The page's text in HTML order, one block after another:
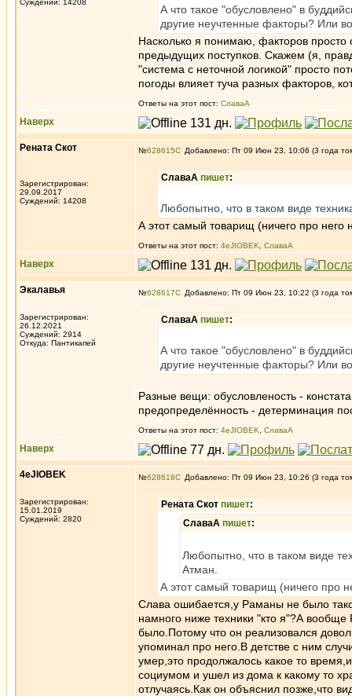
Суждений: 14208
А что такое "обусловлено" в
другие неучтенные факторы? Или
Насколько я понимаю, факторов
предыдущих поступков. Скажем (я,
"система с неточной логикой" просто
погоды влияет туча разных факторов,
Ответы на этот пост: СлаваА
Наверх
Рената Скот
Зарегистрирован:
29.09.2017
Суждений: 14208
№628615 Добавлено: Пт 09 Июн 23, 10:06 (3 года
СлаваА пишет:
Любопытно, что в таком виде
А этот самый товарищ (ничего про
Ответы на этот пост: 4eJIOBEK СлаваА
Наверх
Экалавья
Зарегистрирован:
26.12.2021
Суждений: 2914
Откуда: Пантикапей
№628617 Добавлено: Пт 09 Июн 23, 10:22 (3 года
СлаваА пишет:
А что такое "обусловлено" в
другие неучтенные факторы? Или
Разные вещи: обусловленость -
предопределённость - детерминация
Ответы на этот пост: 4eJIOBEK СлаваА
Наверх
4eJIOBEK
Зарегистрирован:
15.01.2019
Суждений: 2820
№628618 Добавлено: Пт 09 Июн 23, 10:26 (3 года
Рената Скот пишет:
СлаваА пишет:
Любопытно, что в таком виде
Атман.
А этот самый товарищ (ничего про
Слава ошибается,у Раманы не было
намного ниже техники "кто я"?А
было.Потому что он реализовался
упоминал про него.В детстве с ним
умер,это продолжалось какое то
социумом и ушел из дома к какому то
отлучаясь.Как он объяснил позже,что